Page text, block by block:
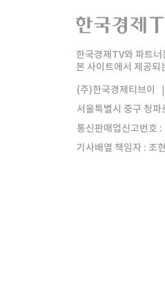
한국경제TV
한경미디어
모바일앱
한국경제TV와 파트너
본 사이트에서 제공되
(주)한국경제티브이
서울특별시 중구 청
통신판매업신고번호
기사배열 책임자 : 조